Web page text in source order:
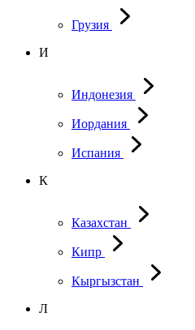
Грузия
И
Индонезия
Иордания
Испания
К
Казахстан
Кипр
Кыргызстан
Л